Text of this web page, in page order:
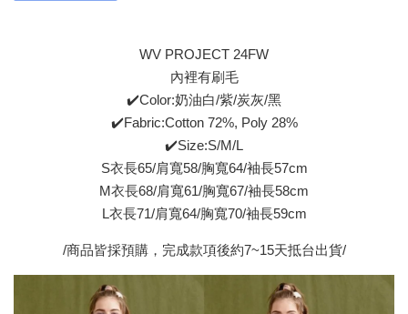
WV PROJECT 24FW
內裡有刷毛
✔️Color:奶油白/紫/炭灰/黑
✔️Fabric:Cotton 72%, Poly 28%
✔️Size:S/M/L
S衣長65/肩寬58/胸寬64/袖長57cm
M衣長68/肩寬61/胸寬67/袖長58cm
L衣長71/肩寬64/胸寬70/袖長59cm
/商品皆採預購，完成款項後約7~15天抵台出貨/